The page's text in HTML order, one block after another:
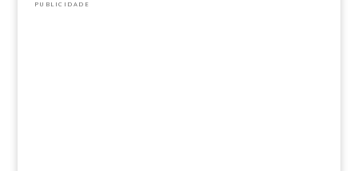
PUBLICIDADE